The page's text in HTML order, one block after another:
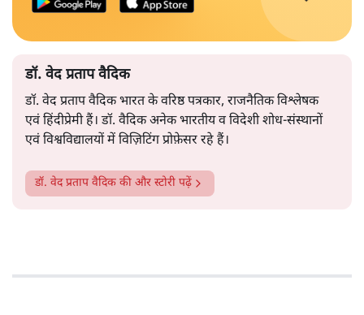
डॉ. वेद प्रताप वैदिक
डॉ. वेद प्रताप वैदिक भारत के वरिष्ठ पत्रकार, राजनैतिक विश्लेषक
एवं हिंदीप्रेमी हैं। डॉ. वैदिक अनेक भारतीय व विदेशी शोध-संस्थानों
एवं विश्वविद्यालयों में विज़िटिंग प्रोफ़ेसर रहे हैं।
डॉ. वेद प्रताप वैदिक की और स्टोरी पढ़ें